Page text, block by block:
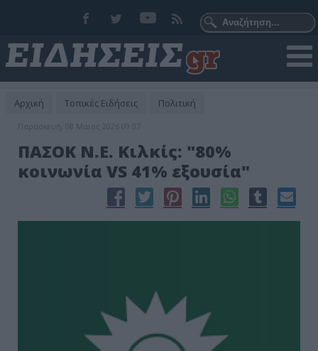
Αρχική Τοπικές Ειδήσεις Πολιτική
Παρασκευή, 08 Μαϊος 2026 09:07
ΠΑΣΟΚ Ν.Ε. Κιλκίς: "80%
κοινωνία VS 41% εξουσία"